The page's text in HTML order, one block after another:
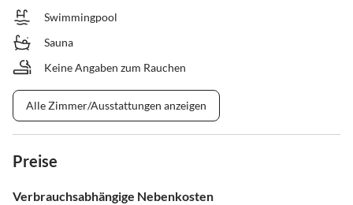
Swimmingpool
Sauna
Keine Angaben zum Rauchen
Alle Zimmer/Ausstattungen anzeigen
Preise
Verbrauchsabhängige Nebenkosten